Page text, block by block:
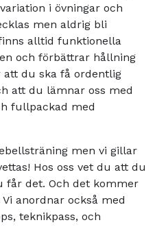
i övningar och
men aldrig bli
alltid funktionella
och förbättrar hållning
att du ska få ordentlig
att du lämnar oss med
fullpackad med
men vi gillar
Hos oss vet du att du
det. Och det kommer
anordnar också med
teknikpass, och